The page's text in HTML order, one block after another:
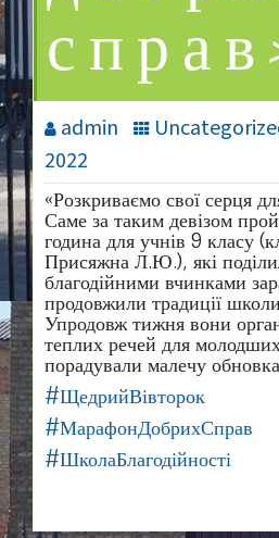
admin
2022
«Розкриваємо свої серця
Саме за таким девізом
година для учнів 9 класу
Присяжна Л.Ю.), які
благодійними вчинками
продовжили традиції
Упродовж тижня вони
теплих речей для
порадували малечу
#ЩедрийВівторок
#МарафонДобрихСправ
#ШколаБлагодійності